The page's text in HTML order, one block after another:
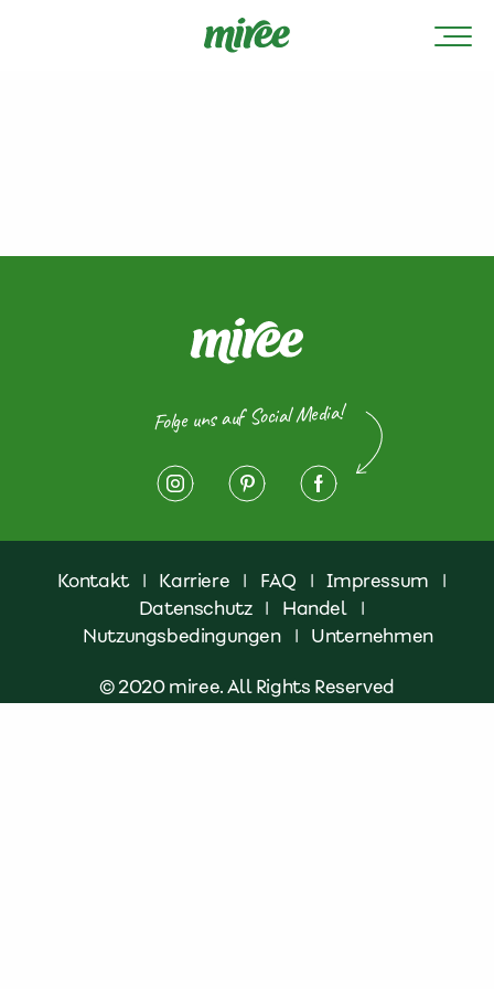
Folge uns auf Social Media!
Kontakt | Karriere | FAQ | Impressum
|
Datenschutz | Handel
|
Nutzungsbedingungen
| Unternehmen
© 2020 miree. All Rights Reserved